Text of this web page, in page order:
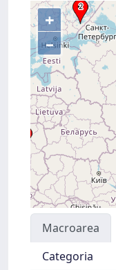
+
–
Macroarea
Categoria